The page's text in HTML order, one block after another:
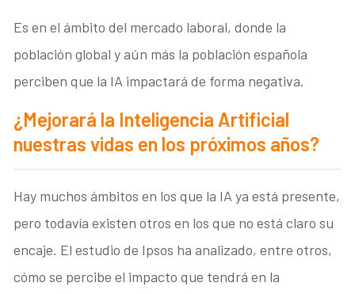
Es en el ámbito del mercado laboral, donde la
población global y aún más la población española
perciben que la IA impactará de forma negativa.
¿Mejorará la Inteligencia Artificial
nuestras vidas en los próximos años?
Hay muchos ámbitos en los que la IA ya está presente,
pero todavía existen otros en los que no está claro su
encaje. El estudio de Ipsos ha analizado, entre otros,
cómo se percibe el impacto que tendrá en la